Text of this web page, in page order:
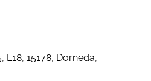
L18, 15178, Dorneda,